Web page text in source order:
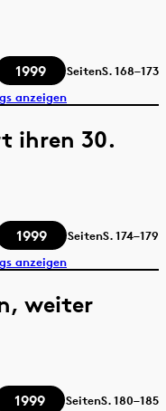
1999 SeitenS.168–173
anzeigen
ihren 30.
1999 SeitenS.174–179
anzeigen
weiter
1999 SeitenS.180–185